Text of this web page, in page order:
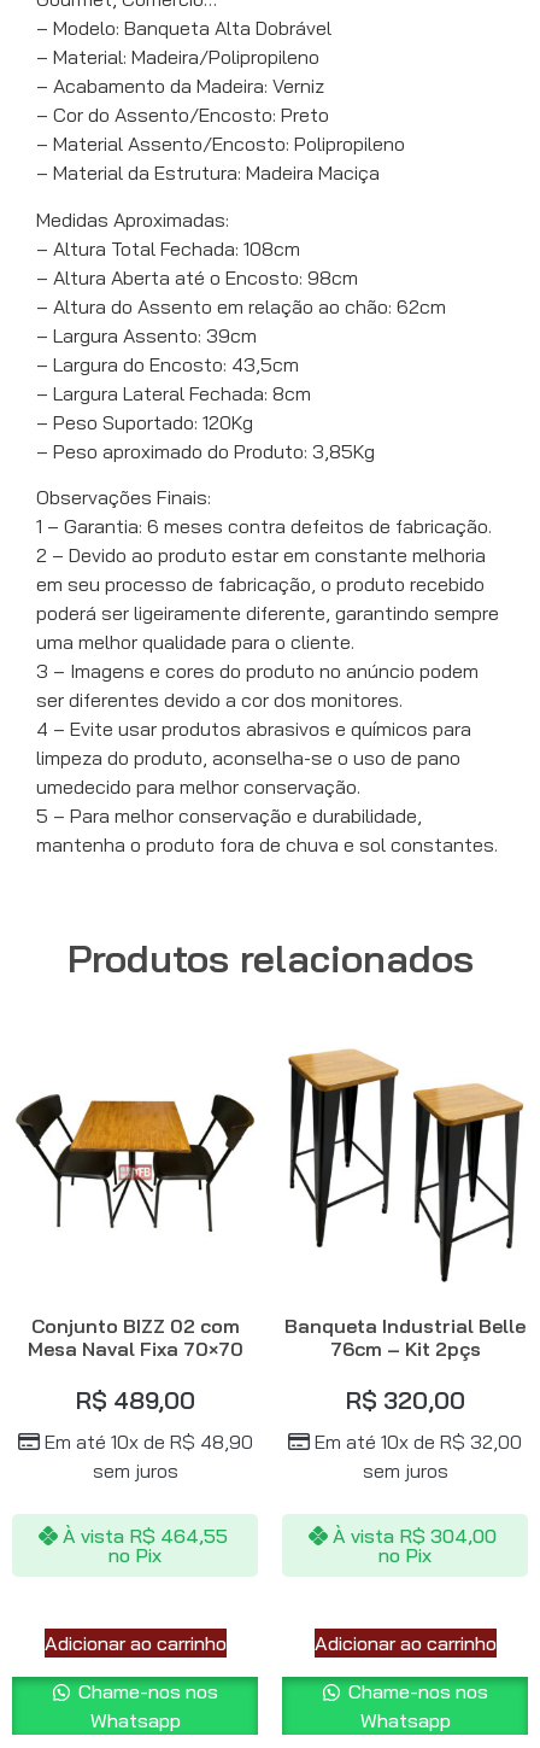
– Modelo: Banqueta Alta Dobrável
– Material: Madeira/Polipropileno
– Acabamento da Madeira: Verniz
– Cor do Assento/Encosto: Preto
– Material Assento/Encosto: Polipropileno
– Material da Estrutura: Madeira Maciça
Medidas Aproximadas:
– Altura Total Fechada: 108cm
– Altura Aberta até o Encosto: 98cm
– Altura do Assento em relação ao chão: 62cm
– Largura Assento: 39cm
– Largura do Encosto: 43,5cm
– Largura Lateral Fechada: 8cm
– Peso Suportado: 120Kg
– Peso aproximado do Produto: 3,85Kg
Observações Finais:
1 – Garantia: 6 meses contra defeitos de fabricação.
2 – Devido ao produto estar em constante melhoria
em seu processo de fabricação, o produto recebido
poderá ser ligeiramente diferente, garantindo sempre
uma melhor qualidade para o cliente.
3 – Imagens e cores do produto no anúncio podem
ser diferentes devido a cor dos monitores.
4 – Evite usar produtos abrasivos e químicos para
limpeza do produto, aconselha-se o uso de pano
umedecido para melhor conservação.
5 – Para melhor conservação e durabilidade,
mantenha o produto fora de chuva e sol constantes.
Produtos relacionados
Conjunto BIZZ 02 com
Mesa Naval Fixa 70×70
R$ 489,00
Em até 10x de R$ 48,90
sem juros
À vista R$ 464,55
no Pix
Adicionar ao carrinho
Chame-nos nos
Whatsapp
Banqueta Industrial Belle
76cm – Kit 2pçs
R$ 320,00
Em até 10x de R$ 32,00
sem juros
À vista R$ 304,00
no Pix
Adicionar ao carrinho
Chame-nos nos
Whatsapp